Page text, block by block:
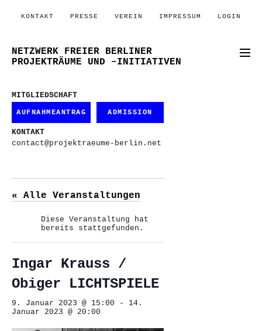
KONTAKT PRESSE VEREIN IMPRESSUM LOGIN
NETZWERK FREIER BERLINER
PROJEKTRÄUME UND –INITIATIVEN
MITGLIEDSCHAFT
AUFNAHMEANTRAG ADMISSION
KONTAKT
contact@projektraeume-berlin.net
« Alle Veranstaltungen
Diese Veranstaltung hat
bereits stattgefunden.
Ingar Krauss /
Obiger LICHTSPIELE
9. Januar 2023 @ 15:00 - 14.
Januar 2023 @ 20:00